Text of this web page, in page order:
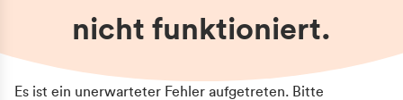
nicht funktioniert.
Es ist ein unerwarteter Fehler aufgetreten. Bitte